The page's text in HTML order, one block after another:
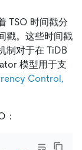
TSO 时间戳分
戳。这些时间戳
制对于在 TiDB
模型用于支
Control,
：